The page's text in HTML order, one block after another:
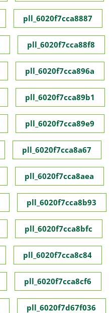
pll_6020f7cca8887
pll_6020f7cca88f8
pll_6020f7cca896a
pll_6020f7cca89b1
pll_6020f7cca89e9
pll_6020f7cca8a67
pll_6020f7cca8aea
pll_6020f7cca8b93
pll_6020f7cca8bfc
pll_6020f7cca8c84
pll_6020f7cca8cf6
pll_6020f7d67f036